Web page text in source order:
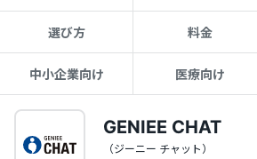
選び方 料金
中小企業向け 医療向け
GENIEE CHAT
（ジーニー チャット）